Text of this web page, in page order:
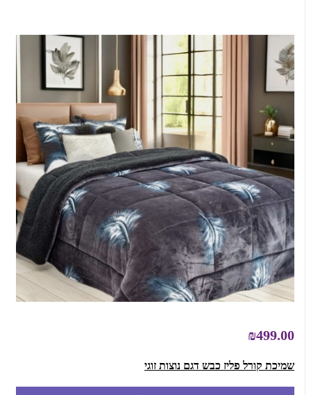
₪499.00
שמיכת קורל פליז כבש דגם נוצות זוגי